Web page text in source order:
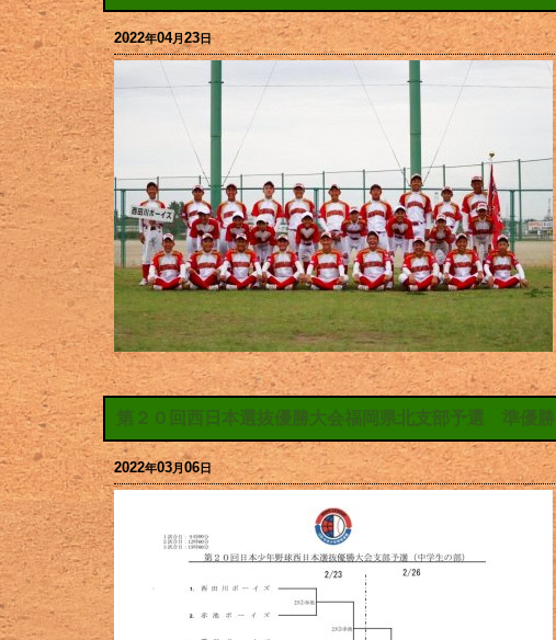
2022年04月23日
第２０回西日本選抜優勝大会福岡県北支部予選 準優勝
2022年03月06日